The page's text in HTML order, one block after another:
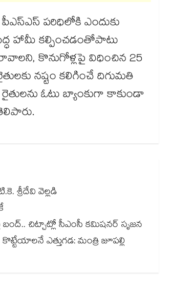
పరిధిలోకి ఎందుకు
హామీ కల్పించడంతోపాటు
కొనుగోళ్లపై విధించిన 25
నష్టం కలిగించే దిగుమతి
ఓటు బ్యాంకుగా కాకుండా
శ్రీదేవి వెల్లడి
బంద్.. చిట్చాట్లో సీఎంసీ కమిషనర్ సృజన
ఎత్తుగడ: మంత్రి జూపల్లి